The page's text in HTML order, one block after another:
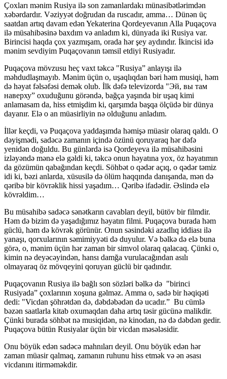
Çoxları mənim Rusiya ilə son zamanlardakı münasibətlərimdən
xəbərdardır. Vəziyyət doğrudan da ruscadır, amma… Dünən üç
saatdan artıq davam edən Yekaterina Qordeyevanın Alla Puqaçova
ilə müsahibəsinə baxdım və anladım ki, dünyada iki Rusiya var.
Birincisi haqda çox yazmışam, orada hər şey aydındır. İkincisi idə
mənim sevdiyim Puqaçovanın təmsil etdiyi Rusiyadır.
Puqaçova mövzusu heç vaxt təkcə "Rusiya” anlayışı ilə
məhdudlaşmayıb. Mənim üçün o, uşaqlıqdan bəri həm musiqi, həm
də həyat fəlsəfəsi demək olub. İlk dəfə televizorda "Эй, вы там
наверху” oxuduğunu görəndə, bağça yaşında bir uşaq kimi
anlamasam da, hiss etmişdim ki, qarşımda başqa ölçüdə bir dünya
dayanır. Elə o an müasirliyin nə olduğunu anladım.
İllər keçdi, və Puqaçova yaddaşımda həmişə müasir olaraq qaldı. O
dəyişmədi, sadəcə zamanın içində özünü qoruyaraq hər dəfə
yenidən doğuldu. Bu günlərdə isə Qordeyeva ilə müsahibəsini
izləyəndə mənə elə gəldi ki, təkcə onun həyatına yox, öz həyatımın
da gözümün qabağından keçdi. Söhbət o qədər açıq, o qədər təmiz
idi ki, bəzi anlarda, xüsusilə də ölüm haqqında danışanda, mən də
qəribə bir kövrəklik hissi yaşadım… Qəribə ifadədir. Əslində elə
kövrəldim…
Bu müsahibə sadəcə sənətkarın cavabları deyil, bütöv bir filmdir.
Həm də bizim də yaşadığımız həyatın filmi. Puqaçova burada həm
güclü, həm də kövrək görünür. Onun səsindəki azadlıq iddiası ilə
yanaşı, qorxularının səmimiyyəti də duyulur. Və bəlkə də elə buna
görə, o, mənim üçün hər zaman bir simvol olaraq qalacaq. Çünki o,
kimin nə deyəcəyindən, hansı damğa vurulacağından asılı
olmayaraq öz mövqeyini qoruyan güclü bir qadındır.
Puqaçovanın Rusiya ilə bağlı son sözləri bəlkə də "birinci
Rusiyada” çoxlarının xoşuna gəlməz. Amma o, sadə bir həqiqəti
dedi: "Vicdan şöhrətdən də, dəbdəbədən də ucadır.” Bu cümlə
bəzən saatlarla kitab oxumaqdan daha artıq təsir gücünə malikdir.
Çünki burada söhbət nə musiqidən, nə kinodan, nə də dəbdən gedir.
Puqaçova bütün Rusiyalar üçün bir vicdan məsələsidir.
Onu böyük edən sadəcə mahnıları deyil. Onu böyük edən hər
zaman müasir qalmaq, zamanın ruhunu hiss etmək və ən əsası
vicdanını itirməməkdir.